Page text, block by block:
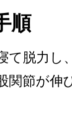
順
て脱力し
関節が伸